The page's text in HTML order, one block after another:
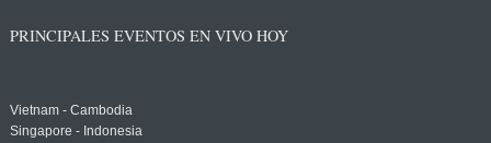
PRINCIPALES EVENTOS EN VIVO HOY
Vietnam - Cambodia
Singapore - Indonesia